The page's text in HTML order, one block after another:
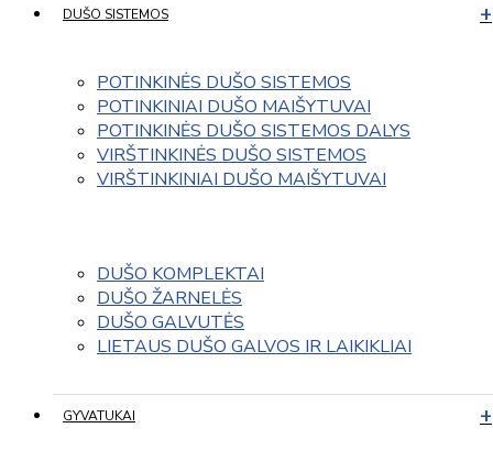
DUŠO SISTEMOS
POTINKINĖS DUŠO SISTEMOS
POTINKINIAI DUŠO MAIŠYTUVAI
POTINKINĖS DUŠO SISTEMOS DALYS
VIRŠTINKINĖS DUŠO SISTEMOS
VIRŠTINKINIAI DUŠO MAIŠYTUVAI
DUŠO KOMPLEKTAI
DUŠO ŽARNELĖS
DUŠO GALVUTĖS
LIETAUS DUŠO GALVOS IR LAIKIKLIAI
GYVATUKAI